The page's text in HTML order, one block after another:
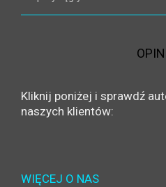
Kliknij poniżej i sprawdź
naszych klientów:
WIĘCEJ O NAS